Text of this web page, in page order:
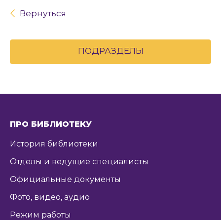
Вернуться
ПОДРАЗДЕЛЫ
ПРО БИБЛИОТЕКУ
История библиотеки
Отделы и ведущие специалисты
Официальные документы
Фото, видео, аудио
Режим работы